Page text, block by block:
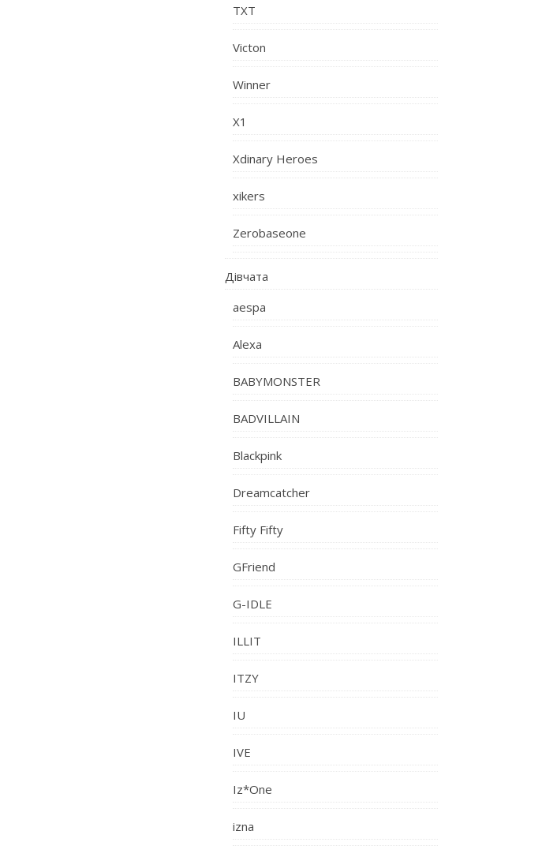
TXT
Victon
Winner
X1
Xdinary Heroes
xikers
Zerobaseone
Дівчата
aespa
Alexa
BABYMONSTER
BADVILLAIN
Blackpink
Dreamcatcher
Fifty Fifty
GFriend
G-IDLE
ILLIT
ITZY
IU
IVE
Iz*One
izna